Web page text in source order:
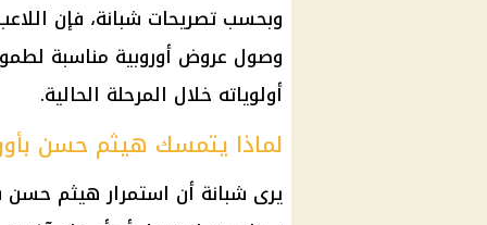
وبحسب تصريحات شبانة، فإن
وصول عروض أوروبية مناسبة
أولوياته خلال المرحلة الحالية.
لماذا يتمسك هيثم حسن
يرى شبانة أن استمرار هيثم حسن